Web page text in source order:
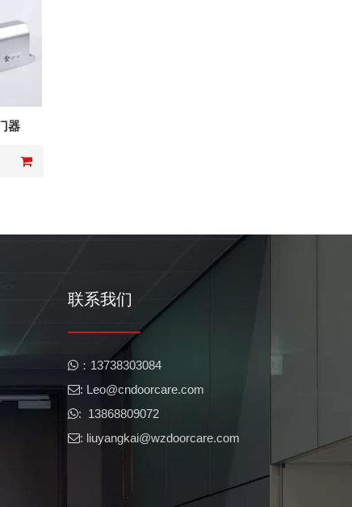
器
联系我们
 ​​：13738303084
: Leo@cndoorcare.com​​​​​​​
: 13868809072
: liuyangkai@wzdoorcare.com